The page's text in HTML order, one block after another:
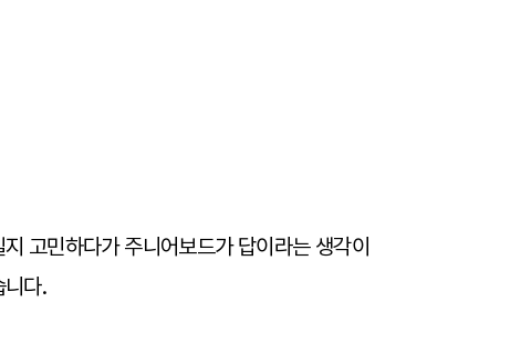
고민하다가 주니어보드가 답이라는 생각이
니다.